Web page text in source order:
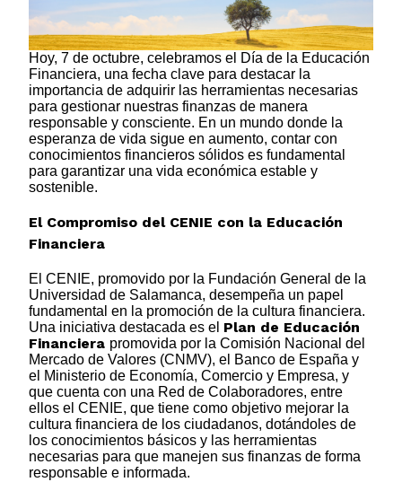
Hoy, 7 de octubre, celebramos el Día de la Educación
Financiera, una fecha clave para destacar la
importancia de adquirir las herramientas necesarias
para gestionar nuestras finanzas de manera
responsable y consciente. En un mundo donde la
esperanza de vida sigue en aumento, contar con
conocimientos financieros sólidos es fundamental
para garantizar una vida económica estable y
sostenible.
El Compromiso del CENIE con la Educación
Financiera
El CENIE, promovido por la Fundación General de la
Universidad de Salamanca, desempeña un papel
fundamental en la promoción de la cultura financiera.
Una iniciativa destacada es el Plan de Educación
Financiera promovida por la Comisión Nacional del
Mercado de Valores (CNMV), el Banco de España y
el Ministerio de Economía, Comercio y Empresa, y
que cuenta con una Red de Colaboradores, entre
ellos el CENIE, que tiene como objetivo mejorar la
cultura financiera de los ciudadanos, dotándoles de
los conocimientos básicos y las herramientas
necesarias para que manejen sus finanzas de forma
responsable e informada.